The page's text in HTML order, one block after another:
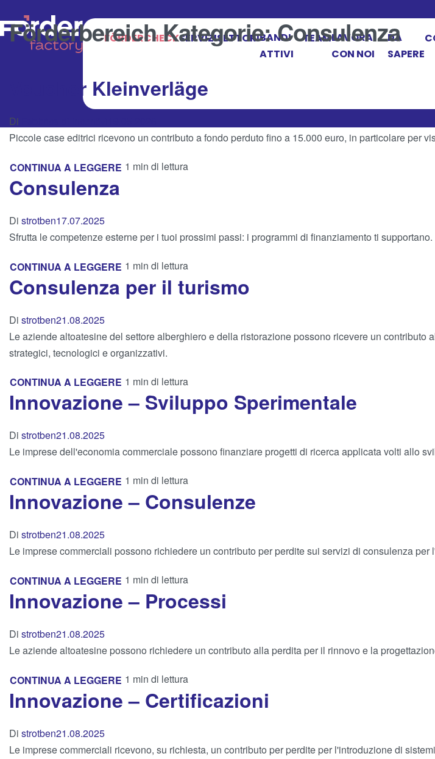
FÖRDERCHECKSERVIZISETTORIBANDI
ATTIVI
TEAMLAVORA
CON NOI
DA
SAPERE
Förderbereich Kategorie:Consulenza
Voucher Kleinverläge
Di
Piccole case editrici ricevono un contributo a fondo perduto fino a 15.000 euro, in particolare per
CONTINUA A LEGGERE 1 min di lettura
Consulenza
Di strotben17.07.2025
Sfrutta le competenze esterne per i tuoi prossimi passi: i programmi di finanziamento ti supportano.
CONTINUA A LEGGERE 1 min di lettura
Consulenza per il turismo
Di strotben21.08.2025
Le aziende altoatesine del settore alberghiero e della ristorazione possono ricevere un
strategici, tecnologici e organizzativi.
CONTINUA A LEGGERE 1 min di lettura
Innovazione – Sviluppo Sperimentale
Di strotben21.08.2025
Le imprese dell'economia commerciale possono finanziare progetti di ricerca applicata volti allo
CONTINUA A LEGGERE 1 min di lettura
Innovazione – Consulenze
Di strotben21.08.2025
Le imprese commerciali possono richiedere un contributo per perdite sui servizi di consulenza
CONTINUA A LEGGERE 1 min di lettura
Innovazione – Processi
Di strotben21.08.2025
Le aziende altoatesine possono richiedere un contributo alla perdita per il rinnovo e la
CONTINUA A LEGGERE 1 min di lettura
Innovazione – Certificazioni
Di strotben21.08.2025
Le imprese commerciali ricevono, su richiesta, un contributo per perdite per l'introduzione di